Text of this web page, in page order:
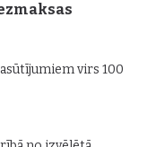
virs 100